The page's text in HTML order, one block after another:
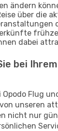
ändern
über die
dabei
bei
Opodo Flug
unseren
nicht nur